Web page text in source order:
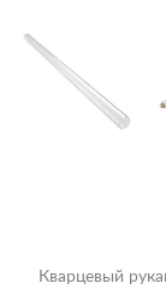
Кварцевый